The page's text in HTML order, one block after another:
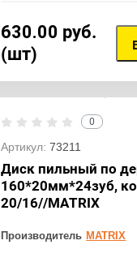
630.00 руб.
(шт)
0
Артикул: 73211
Диск пильный по
160*20мм*24зуб,
20/16//MATRIX
Производитель MATRIX